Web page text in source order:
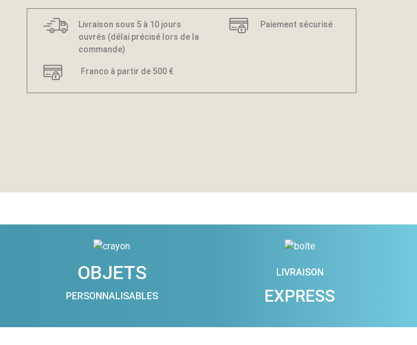
Livraison sous 5 à 10 jours
ouvrés (délai précisé lors de la
commande)
Paiement sécurisé
Franco à partir de 500 €
OBJETS
PERSONNALISABLES
LIVRAISON
EXPRESS